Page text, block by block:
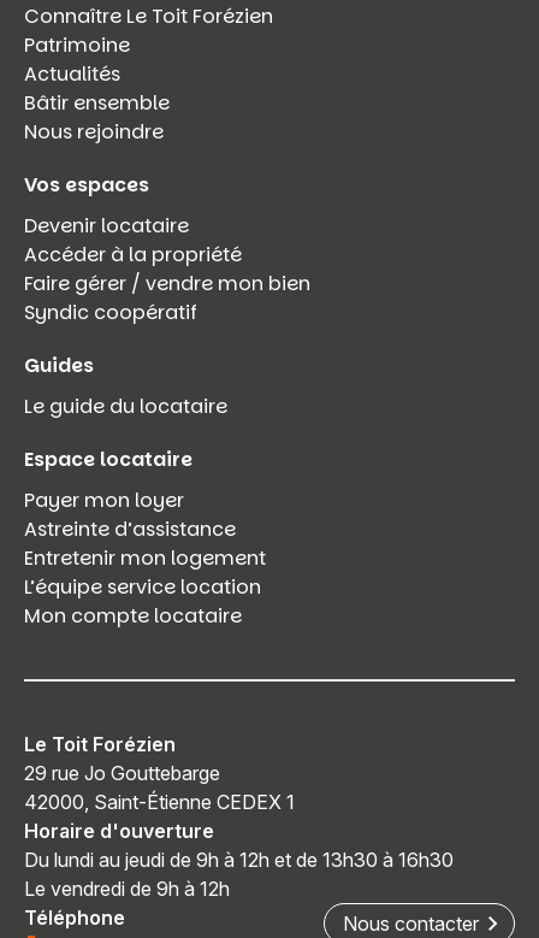
Connaître Le Toit Forézien
Patrimoine
Actualités
Bâtir ensemble
Nous rejoindre
Vos espaces
Devenir locataire
Accéder à la propriété
Faire gérer / vendre mon bien
Syndic coopératif
Guides
Le guide du locataire
Espace locataire
Payer mon loyer
Astreinte d’assistance
Entretenir mon logement
L’équipe service location
Mon compte locataire
Le Toit Forézien
29 rue Jo Gouttebarge
42000, Saint-Étienne CEDEX 1
Horaire d'ouverture
Du lundi au jeudi de 9h à 12h et de 13h30 à 16h30
Le vendredi de 9h à 12h
Téléphone
Nous contacter